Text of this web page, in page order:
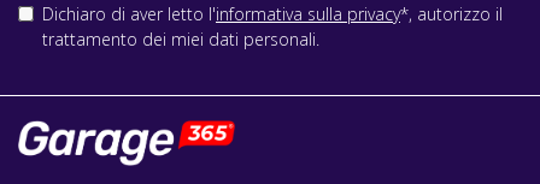
Dichiaro di aver letto l'informativa sulla privacy*, autorizzo il
trattamento dei miei dati personali.